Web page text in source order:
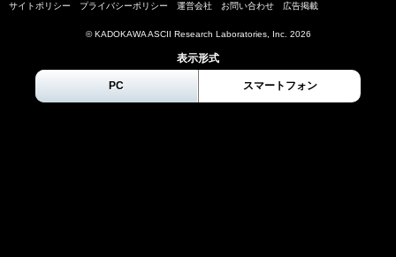
サイトポリシー プライバシーポリシー 運営会社 お問い合わせ 広告掲載
© KADOKAWA ASCII Research Laboratories, Inc. 2026
表示形式
PC スマートフォン